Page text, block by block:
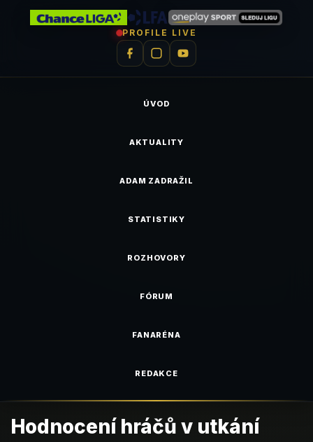
PROFILE LIVE
ÚVOD
AKTUALITY
ADAM ZADRAŽIL
STATISTIKY
ROZHOVORY
FÓRUM
FANARÉNA
REDAKCE
Hodnocení hráčů v utkání